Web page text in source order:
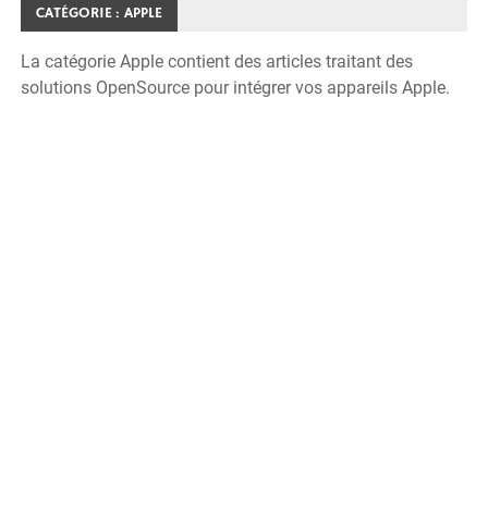
CATÉGORIE :APPLE
La catégorie Apple contient des articles traitant des
solutions OpenSource pour intégrer vos appareils Apple.